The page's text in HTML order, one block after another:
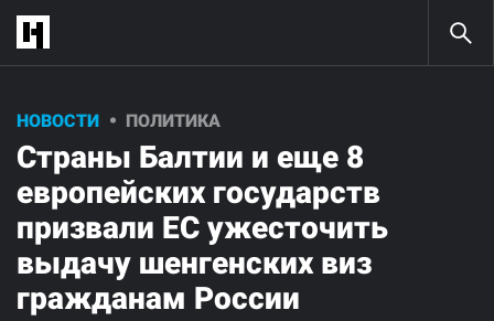
НОВОСТИ ПОЛИТИКА
Страны Балтии и еще 8
европейских государств
призвали ЕС ужесточить
выдачу шенгенских виз
гражданам России